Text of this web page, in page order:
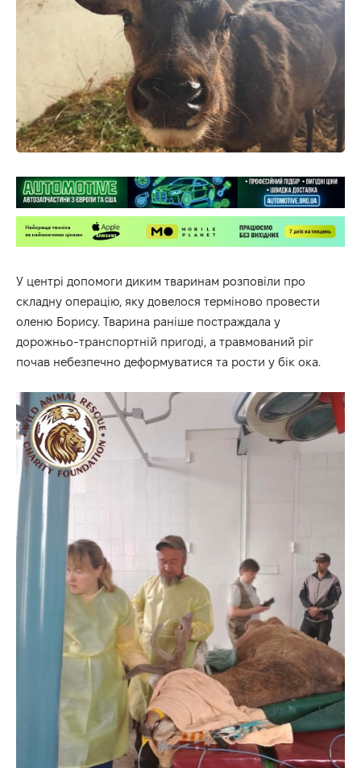
У центрі допомоги диким тваринам розповіли про
складну операцію, яку довелося терміново провести
оленю Борису. Тварина раніше постраждала у
дорожньо-транспортній пригоді, а травмований ріг
почав небезпечно деформуватися та рости у бік ока.